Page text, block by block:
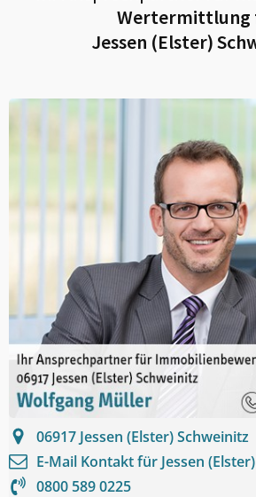
Wertermittlung
Jessen (Elster)
06917 Jessen (Elster) Schweinitz
E-Mail Kontakt für Jessen
0800 589 0225